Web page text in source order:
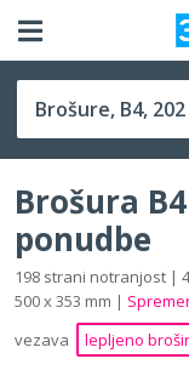
B4 (250 x 353 mm)
Brošura
ponudbe
198 strani notranjost |
500 x 353 mm |
vezava
lepljeno